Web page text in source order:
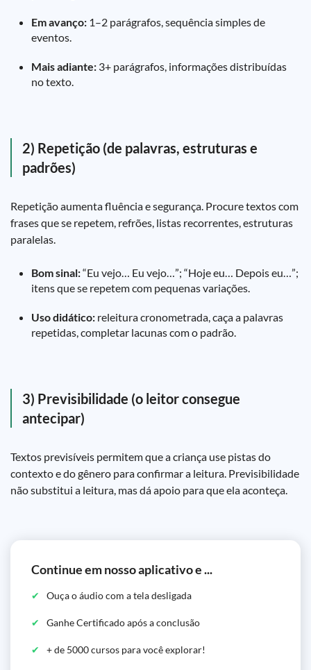
Em avanço: 1–2 parágrafos, sequência simples de
eventos.
Mais adiante: 3+ parágrafos, informações distribuídas
no texto.
2) Repetição (de palavras, estruturas e
padrões)
Repetição aumenta fluência e segurança. Procure textos com
frases que se repetem, refrões, listas recorrentes, estruturas
paralelas.
Bom sinal:“Eu vejo… Eu vejo…”; “Hoje eu… Depois eu…”;
itens que se repetem com pequenas variações.
Uso didático: releitura cronometrada, caça a palavras
repetidas, completar lacunas com o padrão.
3) Previsibilidade (o leitor consegue
antecipar)
Textos previsíveis permitem que a criança use pistas do
contexto e do gênero para confirmar a leitura. Previsibilidade
não substitui a leitura, mas dá apoio para que ela aconteça.
Continue em nosso aplicativo e ...
Ouça o áudio com a tela desligada
Ganhe Certificado após a conclusão
+ de 5000 cursos para você explorar!